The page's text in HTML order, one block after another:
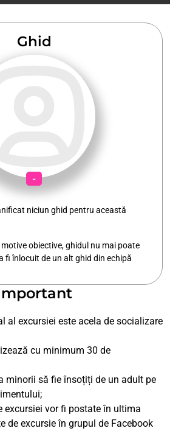
Ghid
-
niciun ghid pentru această
obiective, ghidul nu mai poate
fi înlocuit de un alt ghid din echipă
al excursiei este acela de socializare
cu minimum 30 de
minorii să fie însoțiți de un adult pe
excursiei vor fi postate în ultima
de excursie în grupul de Facebook